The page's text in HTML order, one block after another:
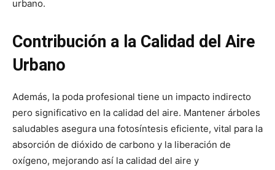
urbano.
Contribución a la Calidad del Aire
Urbano
Además, la poda profesional tiene un impacto indirecto
pero significativo en la calidad del aire. Mantener árboles
saludables asegura una fotosíntesis eficiente, vital para la
absorción de dióxido de carbono y la liberación de
oxígeno, mejorando así la calidad del aire y